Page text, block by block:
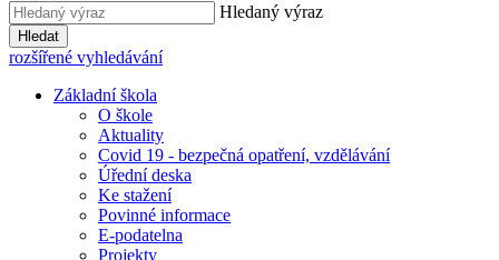
Hledaný výraz
Hledat
rozšířené vyhledávání
Základní škola
O škole
Aktuality
Covid 19 - bezpečná opatření, vzdělávání
Úřední deska
Ke stažení
Povinné informace
E-podatelna
Projekty